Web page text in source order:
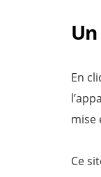
En
mise
Ce